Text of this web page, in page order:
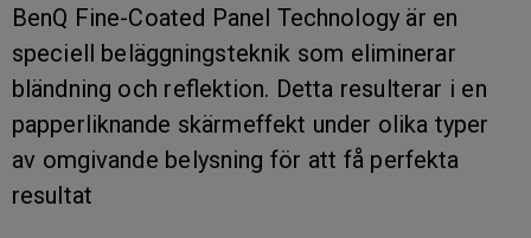
BenQ Fine-Coated Panel Technology är en
speciell beläggningsteknik som eliminerar
bländning och reflektion. Detta resulterar i en
papperliknande skärmeffekt under olika typer
av omgivande belysning för att få perfekta
resultat